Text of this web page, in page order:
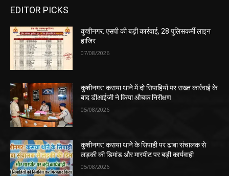
EDITOR PICKS
कुशीनगर: एसपी की बड़ी कार्रवाई, 28 पुलिसकर्मी लाइन
हाजिर
07/08/2026
कुशीनगर: कसया थाने में दो सिपाहियों पर सख्त कार्रवाई के
बाद डीआईजी ने किया औचक निरीक्षण
05/08/2026
कुशीनगर: कसया थाने के सिपाही पर ढाबा संचालक से
लड़की की डिमांड और मारपीट पर बड़ी कार्यवाही
05/08/2026